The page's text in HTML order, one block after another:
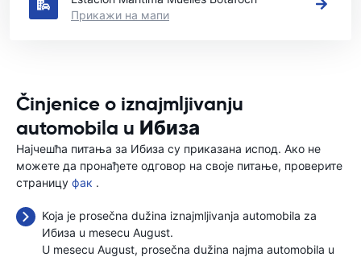
Прикажи на мапи
Činjenice o iznajmljivanju
automobila u Ибиза
Најчешћа питања за Ибиза су приказана испод. Ако не
можете да пронађете одговор на своје питање, проверите
страницу фак .
Koja je prosečna dužina iznajmljivanja automobila za
Ибиза u mesecu August.
U mesecu August, prosečna dužina najma automobila u